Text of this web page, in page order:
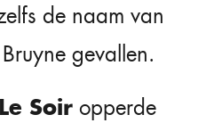
de naam van
gevallen.
Le Soir opperde